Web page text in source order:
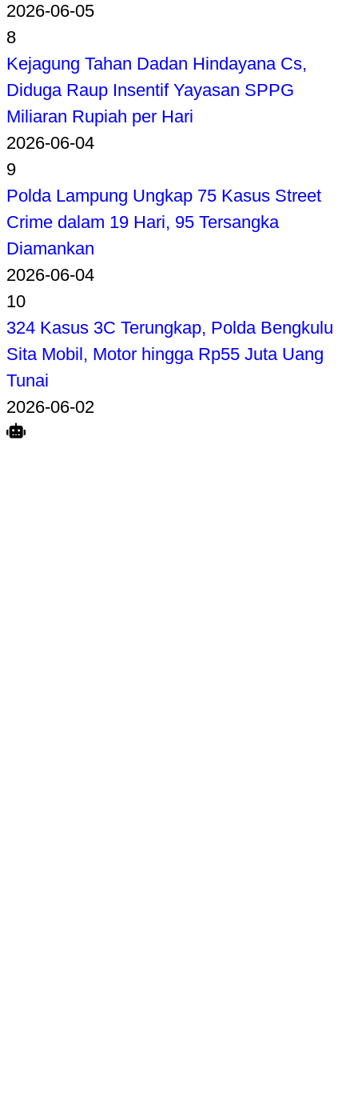
2026-06-05
8
Kejagung Tahan Dadan Hindayana Cs,
Diduga Raup Insentif Yayasan SPPG
Miliaran Rupiah per Hari
2026-06-04
9
Polda Lampung Ungkap 75 Kasus Street
Crime dalam 19 Hari, 95 Tersangka
Diamankan
2026-06-04
10
324 Kasus 3C Terungkap, Polda Bengkulu
Sita Mobil, Motor hingga Rp55 Juta Uang
Tunai
2026-06-02